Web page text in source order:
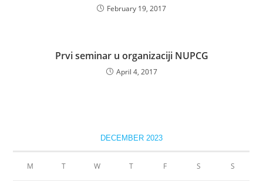
February 19, 2017
Prvi seminar u organizaciji NUPCG
April 4, 2017
DECEMBER 2023
M T W T F S S